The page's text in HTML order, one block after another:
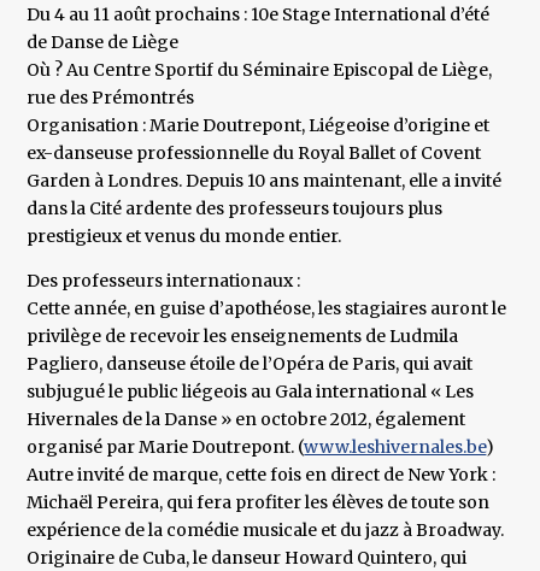
Du 4 au 11 août prochains : 10e Stage International d’été
de Danse de Liège
Où ? Au Centre Sportif du Séminaire Episcopal de Liège,
rue des Prémontrés
Organisation : Marie Doutrepont, Liégeoise d’origine et
ex-danseuse professionnelle du Royal Ballet of Covent
Garden à Londres. Depuis 10 ans maintenant, elle a invité
dans la Cité ardente des professeurs toujours plus
prestigieux et venus du monde entier.
Des professeurs internationaux :
Cette année, en guise d’apothéose, les stagiaires auront le
privilège de recevoir les enseignements de Ludmila
Pagliero, danseuse étoile de l’Opéra de Paris, qui avait
subjugué le public liégeois au Gala international « Les
Hivernales de la Danse » en octobre 2012, également
organisé par Marie Doutrepont. (www.leshivernales.be)
Autre invité de marque, cette fois en direct de New York :
Michaël Pereira, qui fera profiter les élèves de toute son
expérience de la comédie musicale et du jazz à Broadway.
Originaire de Cuba, le danseur Howard Quintero, qui